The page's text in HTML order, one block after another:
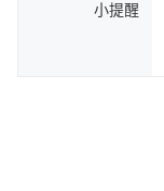
小提醒